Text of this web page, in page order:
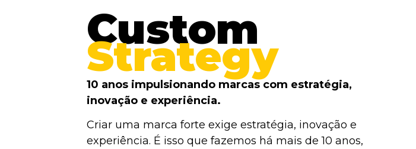
Custom
Strategy
10 anos impulsionando marcas com estratégia,
inovação e experiência.
Criar uma marca forte exige estratégia, inovação e
experiência. É isso que fazemos há mais de 10 anos,